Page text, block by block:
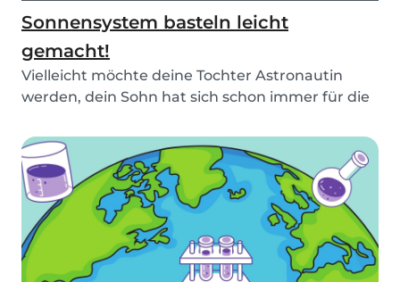
Sonnensystem basteln leicht
gemacht!
Vielleicht möchte deine Tochter Astronautin
werden, dein Sohn hat sich schon immer für die